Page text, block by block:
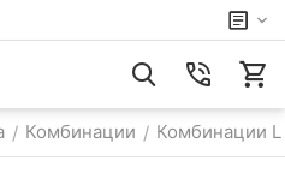
/ Комбинации / Комбинации L